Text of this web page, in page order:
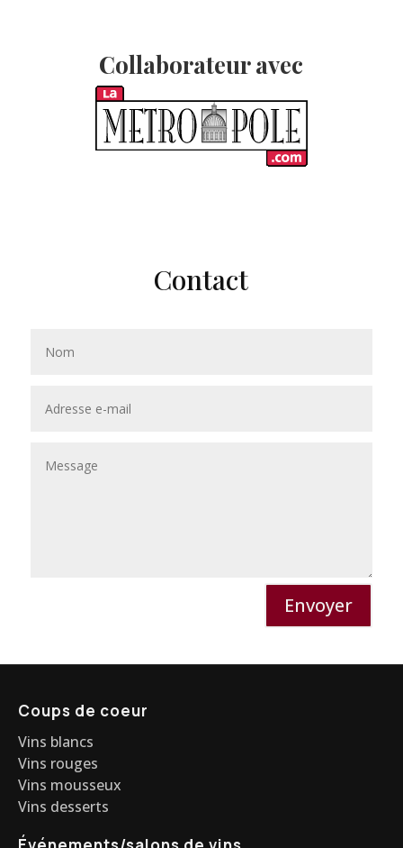
Collaborateur avec
Contact
Envoyer
Coups de coeur
Vins blancs
Vins rouges
Vins mousseux
Vins desserts